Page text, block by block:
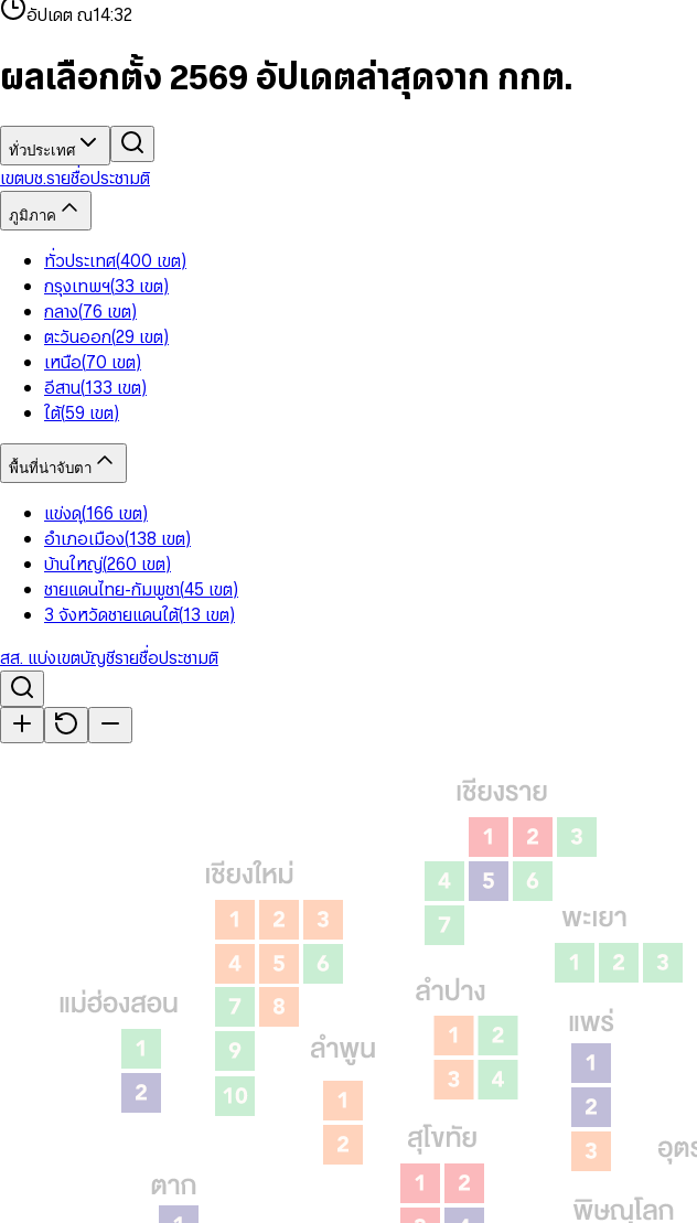
9 9
5
7
8
993
5
6
8
9
84
6
7
9
3
5
6
8
9
7
9
อัปเดต ณ14:32
ผลเลือกตั้ง 2569 อัปเดตล่าสุดจาก กกต.
ทั่วประเทศ
เขตบช.รายชื่อประชามติ
ภูมิภาค
ทั่วประเทศ(400 เขต)
กรุงเทพฯ(33 เขต)
กลาง(76 เขต)
ตะวันออก(29 เขต)
เหนือ(70 เขต)
อีสาน(133 เขต)
ใต้(59 เขต)
พื้นที่น่าจับตา
แข่งดุ(166 เขต)
อำเภอเมือง(138 เขต)
บ้านใหญ่(260 เขต)
ชายแดนไทย-กัมพูชา(45 เขต)
3 จังหวัดชายแดนใต้(13 เขต)
สส. แบ่งเขตบัญชีรายชื่อประชามติ